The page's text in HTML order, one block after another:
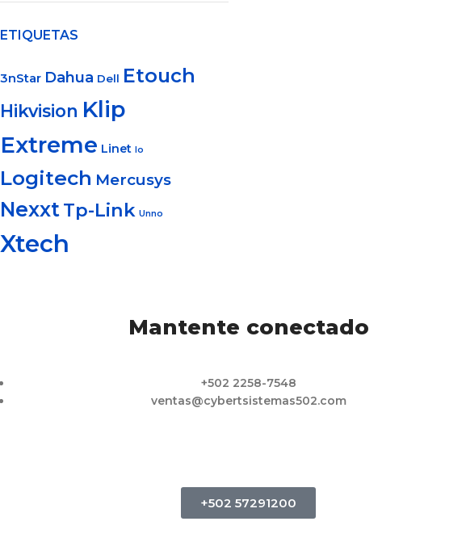
ETIQUETAS
3nStar Dahua Dell Etouch
Hikvision Klip
Extreme Linet lo
Logitech Mercusys
NexxtTp-Link Unno
Xtech
Mantente conectado
+502 2258-7548
ventas@cybertsistemas502.com
+502 57291200